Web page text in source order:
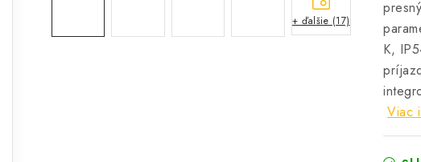
K,
Viac
+ ďalšie (17)